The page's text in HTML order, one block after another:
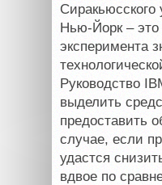
Сиракьюсского
Нью-Йорк – это
эксперимента
Руководство
выделить
предоставить
случае, если
удастся
вдвое по